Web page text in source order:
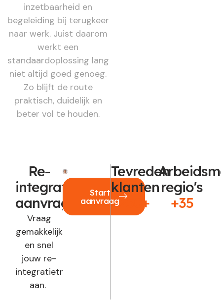
inzetbaarheid en
begeleiding bij terugkeer
naar werk. Juist daarom
werkt een
standaardoplossing lang
niet altijd goed genoeg.
Zo blijft de route
praktisch, duidelijk en
beter vol te houden.
Re-
integratie
aanvragen?
Vraag
gemakkelijk
en snel
jouw re-
integratietraject
aan.
Start
aanvraag
Tevreden
klanten
250+
regio's
+35